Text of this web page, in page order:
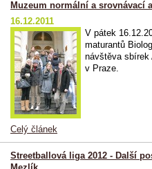
Muzeum normální a srovnávací
16.12.2011
V pátek
maturantů
návštěva sbírek
v Praze.
Celý článek
Streetballová liga 2012 - Další